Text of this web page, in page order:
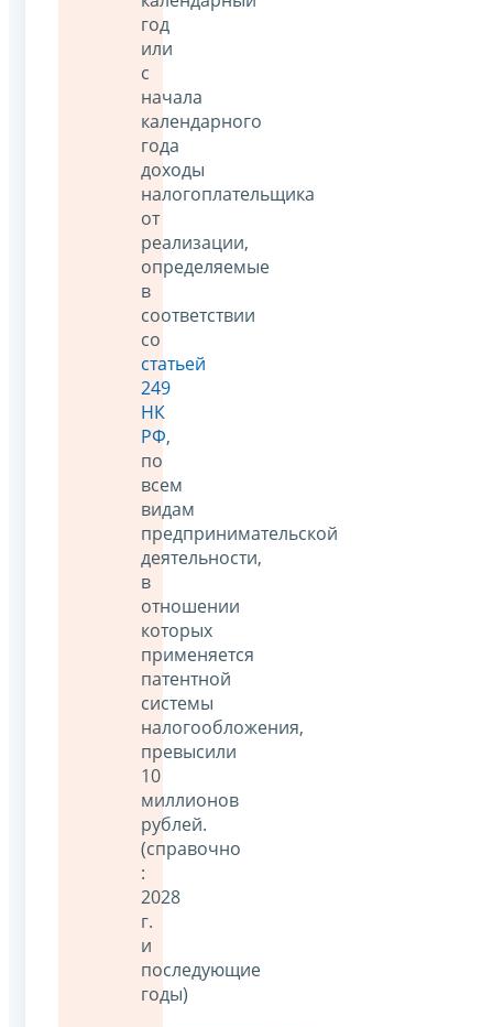
год
или
с
начала
календарного
года
доходы
налогоплательщика
от
реализации,
определяемые
в
соответствии
со
статьей
249
НК
РФ,
по
всем
видам
предпринимательской
деятельности,
в
отношении
которых
применяется
патентной
системы
налогообложения,
превысили
10
миллионов
рублей.
(справочно
:
2028
г.
и
последующие
годы)